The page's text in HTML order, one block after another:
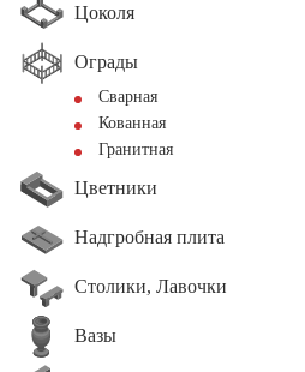
Цоколя
Ограды
Сварная
Кованная
Гранитная
Цветники
Надгробная плита
Столики, Лавочки
Вазы